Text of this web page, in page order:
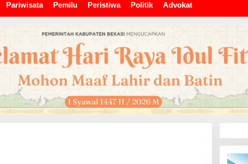
Pariwisata Pemilu Peristiwa Politik Advokat